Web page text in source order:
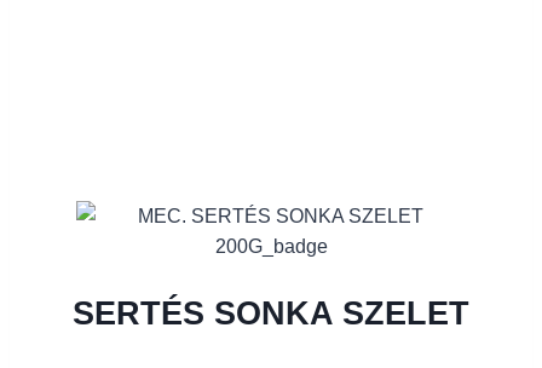
SERTÉS SONKA SZELET